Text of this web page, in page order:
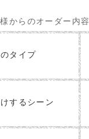
からのオーダー内容
タイプ
するシーン